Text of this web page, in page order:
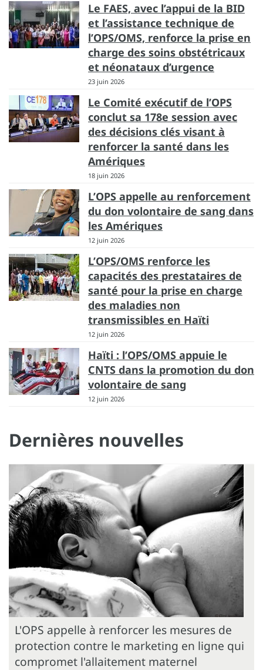
Le FAES, avec l’appui de la BID
et l’assistance technique de
l’OPS/OMS, renforce la prise en
charge des soins obstétricaux
et néonataux d’urgence
23 juin 2026
Le Comité exécutif de l’OPS
conclut sa 178e session avec
des décisions clés visant à
renforcer la santé dans les
Amériques
18 juin 2026
L’OPS appelle au renforcement
du don volontaire de sang dans
les Amériques
12 juin 2026
L’OPS/OMS renforce les
capacités des prestataires de
santé pour la prise en charge
des maladies non
transmissibles en Haïti
12 juin 2026
Haïti : l’OPS/OMS appuie le
CNTS dans la promotion du don
volontaire de sang
12 juin 2026
Dernières nouvelles
L'OPS appelle à renforcer les mesures de
protection contre le marketing en ligne qui
compromet l'allaitement maternel